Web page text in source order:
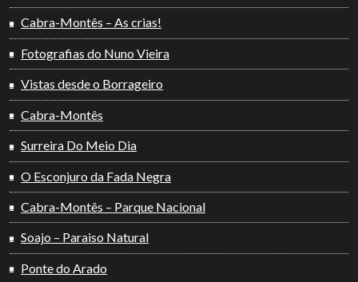
Cabra-Montês – As crias!
Fotografias do Nuno Vieira
Vistas desde o Borrageiro
Cabra-Montês
Surreira Do Meio Dia
O Esconjuro da Fada Negra
Cabra-Montês – Parque Nacional
Soajo – Paraiso Natural
Ponte do Arado